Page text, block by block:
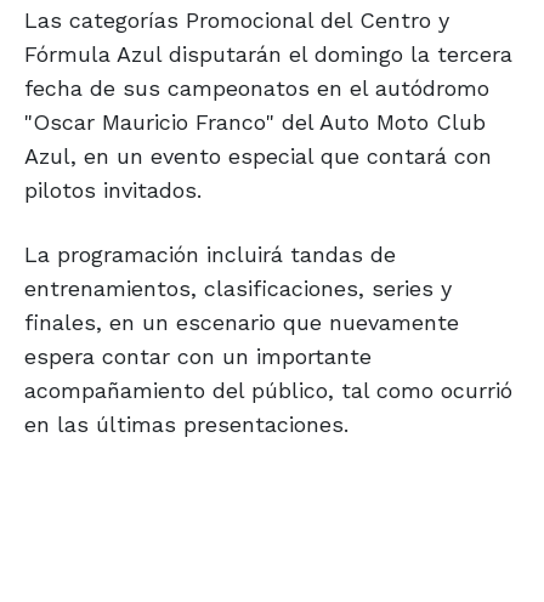
Las categorías Promocional del Centro y
Fórmula Azul disputarán el domingo la tercera
fecha de sus campeonatos en el autódromo
"Oscar Mauricio Franco" del Auto Moto Club
Azul, en un evento especial que contará con
pilotos invitados.
La programación incluirá tandas de
entrenamientos, clasificaciones, series y
finales, en un escenario que nuevamente
espera contar con un importante
acompañamiento del público, tal como ocurrió
en las últimas presentaciones.